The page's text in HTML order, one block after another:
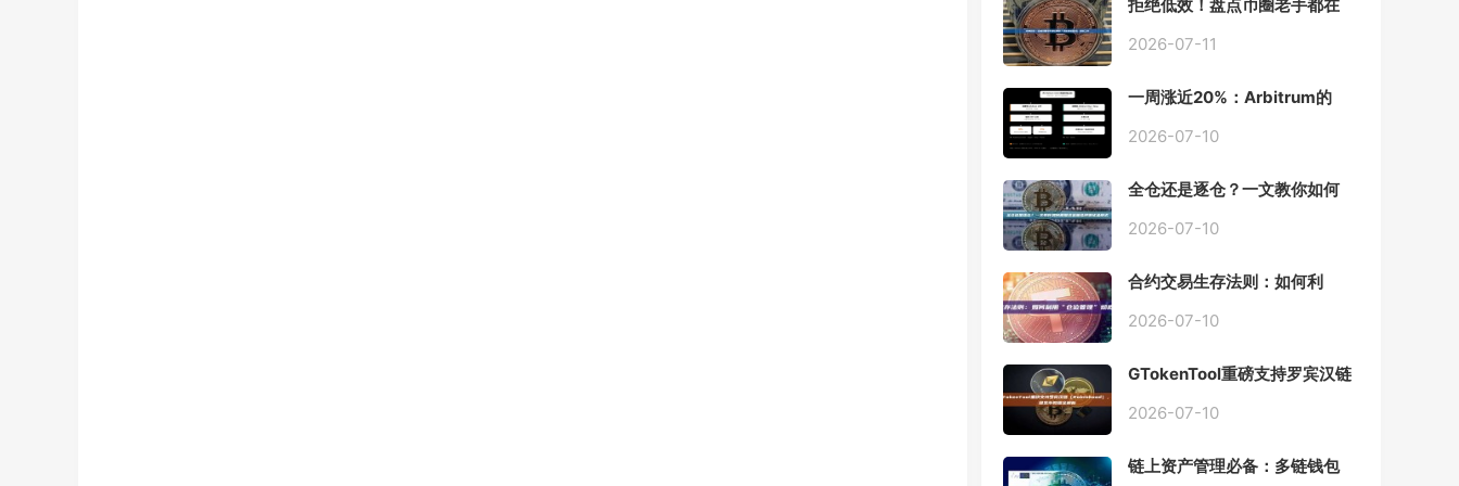
拒绝低效！盘点币圈老手都在
具
2026-07-11
一周涨近20%：Arbitrum的
Chain一夜盘活
2026-07-10
全仓还是逐仓？一文教你如何
2026-07-10
合约交易生存法则：如何利
2026-07-10
GTokenTool重磅支持罗宾汉链
程全解析
2026-07-10
链上资产管理必备：多链钱包